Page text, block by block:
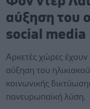
αύξηση του
social media
Αρκετές χώρες έχουν
αύξηση του
κοινωνικής
πανευρωπαϊκή λύση.